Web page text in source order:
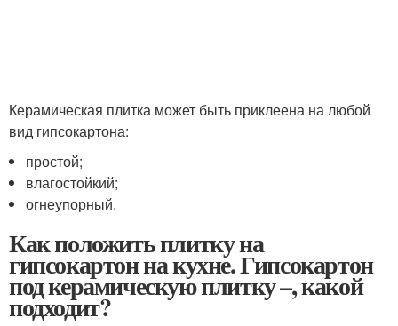
Керамическая плитка может быть приклеена на любой
вид гипсокартона:
простой;
влагостойкий;
огнеупорный.
Как положить плитку на
гипсокартон на кухне. Гипсокартон
под керамическую плитку –, какой
подходит?